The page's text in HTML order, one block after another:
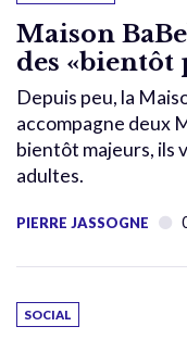
Maison
des «bientôt
Depuis peu, la
accompagne deux
bientôt majeurs, ils
adultes.
PIERRE JASSOGNE
SOCIAL